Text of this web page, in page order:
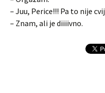
– Juu, Perice!!! Pa to nije
– Znam, ali je diiiivno.